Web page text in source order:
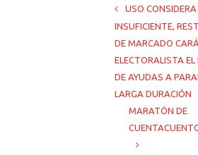
USO CONSIDERA
INSUFICIENTE,
DE MARCADO
ELECTORALISTA
DE AYUDAS A
LARGA DURACIÓN
MARATÓN DE